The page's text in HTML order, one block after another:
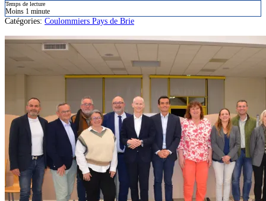
Temps de lecture
Moins 1 minute
Catégories: Coulommiers Pays de Brie